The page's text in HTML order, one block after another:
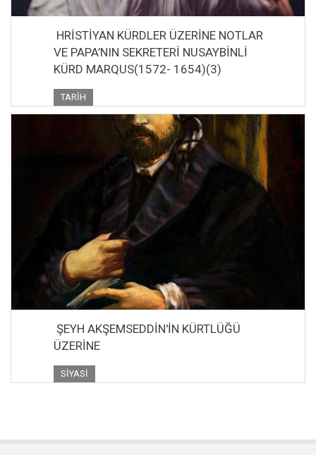
HRİSTİYAN KÜRDLER ÜZERİNE NOTLAR
VE PAPA’NIN SEKRETERİ NUSAYBİNLİ
KÜRD MARQUS(1572- 1654)(3)
TARIH
ŞEYH AKŞEMSEDDİN'İN KÜRTLÜĞÜ
ÜZERİNE
SIYASI